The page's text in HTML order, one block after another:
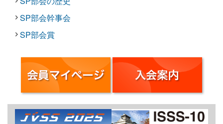
SP部会幹事会
SP部会賞